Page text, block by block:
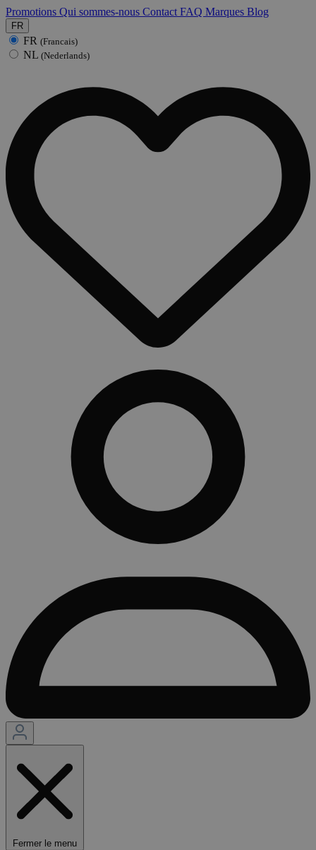
Promotions Qui sommes-nous Contact FAQ Marques Blog
FR
FR (Francais)
NL (Nederlands)
Fermer le menu